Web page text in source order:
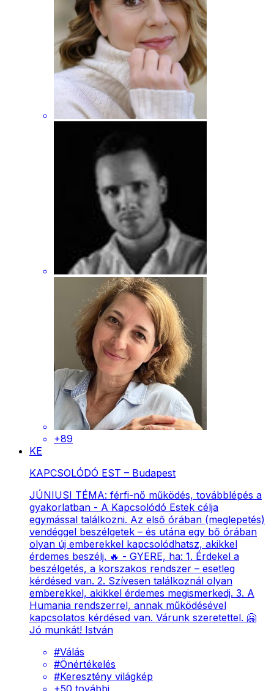
+89
KE
KAPCSOLÓDÓ EST – Budapest
JÚNIUSI TÉMA: férfi-nő működés, továbblépés a
gyakorlatban - A Kapcsolódó Estek célja
egymással találkozni. Az első órában (meglepetés)
vendéggel beszélgetek – és utána egy bő órában
olyan új emberekkel kapcsolódhatsz, akikkel
érdemes beszélj. 🔥 - GYERE, ha: 1. Érdekel a
beszélgetés, a korszakos rendszer – esetleg
kérdésed van. 2. Szívesen találkoznál olyan
emberekkel, akikkel érdemes megismerkedj. 3. A
Humania rendszerrel, annak működésével
kapcsolatos kérdésed van. Várunk szeretettel. 🤗
Jó munkát! István
#Válás
#Önértékelés
#Keresztény világkép